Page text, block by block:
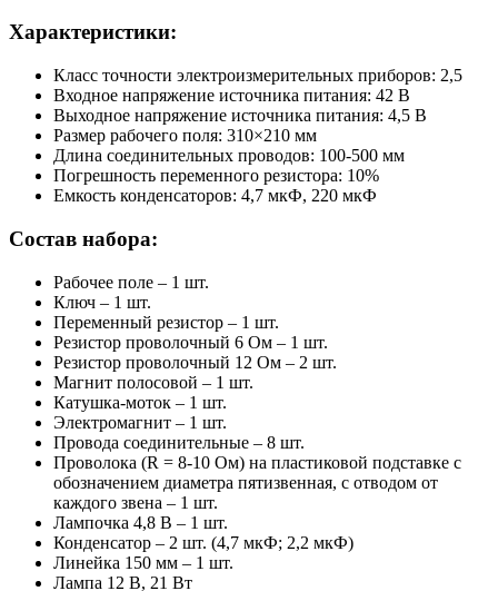
Характеристики:
Класс точности электроизмерительных приборов: 2,5
Входное напряжение источника питания: 42 В
Выходное напряжение источника питания: 4,5 В
Размер рабочего поля: 310×210 мм
Длина соединительных проводов: 100-500 мм
Погрешность переменного резистора: 10%
Емкость конденсаторов: 4,7 мкФ, 220 мкФ
Состав набора:
Рабочее поле – 1 шт.
Ключ – 1 шт.
Переменный резистор – 1 шт.
Резистор проволочный 6 Ом – 1 шт.
Резистор проволочный 12 Ом – 2 шт.
Магнит полосовой – 1 шт.
Катушка-моток – 1 шт.
Электромагнит – 1 шт.
Провода соединительные – 8 шт.
Проволока (R = 8-10 Ом) на пластиковой подставке с
обозначением диаметра пятизвенная, с отводом от
каждого звена – 1 шт.
Лампочка 4,8 В – 1 шт.
Конденсатор – 2 шт. (4,7 мкФ; 2,2 мкФ)
Линейка 150 мм – 1 шт.
Лампа 12 В, 21 Вт